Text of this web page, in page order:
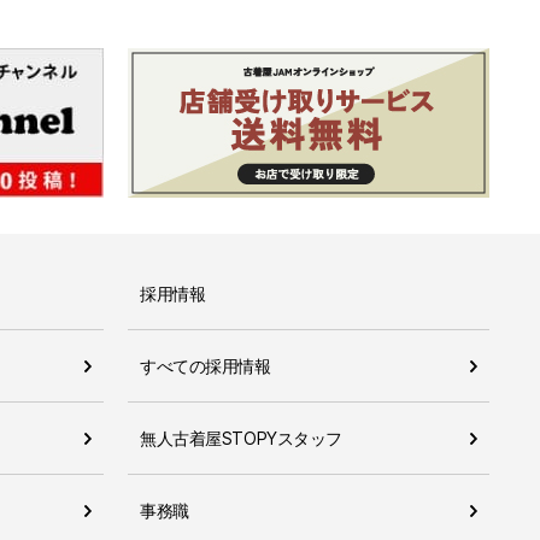
採用情報
すべての採用情報
無人古着屋STOPYスタッフ
事務職